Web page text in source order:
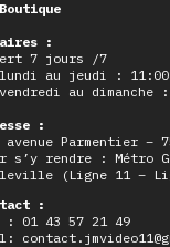
:
7 jours /7
lundi au jeudi :
au dimanche
:
avenue Parmentier –
s’y rendre : Métro
(Ligne 11 –
:
: 01 43 57 21 49